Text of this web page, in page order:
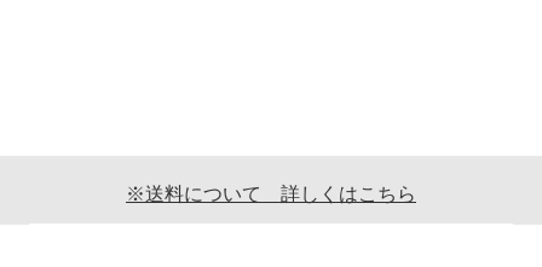
※送料について 詳しくはこちら